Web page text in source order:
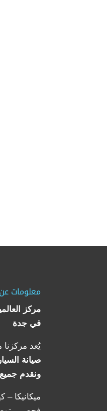
معلومات
مركز
في جدة
يُعد مركزنا
صيانة
ونقدم
ميكانيكا –